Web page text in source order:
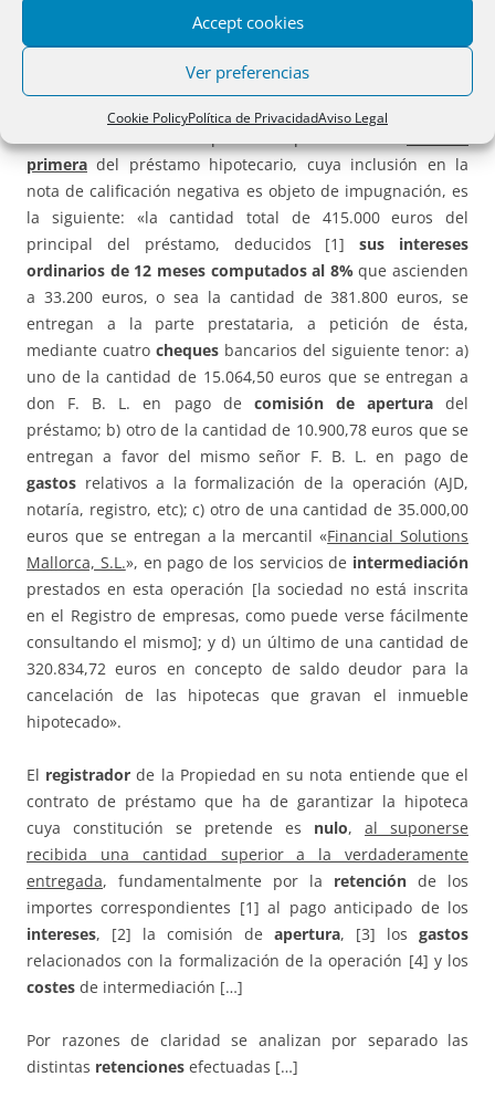
Accept cookies
Ver preferencias
Cookie PolicyPolítica de PrivacidadAviso Legal
cantidades entregadas no hacen prueba plena de tal
sino cláusulas abusivas]. […]
primera del préstamo hipotecario, cuya inclusión en la
nota de calificación negativa es objeto de impugnación, es
la siguiente: «la cantidad total de 415.000 euros del
principal del préstamo, deducidos [1]sus intereses
ordinarios de 12 meses computados al 8%que ascienden
a 33.200 euros, o sea la cantidad de 381.800 euros, se
entregan a la parte prestataria, a petición de ésta,
mediante cuatro cheques bancarios del siguiente tenor: a)
uno de la cantidad de 15.064,50 euros que se entregan a
don F. B. L. en pago de comisión de aperturadel
préstamo; b) otro de la cantidad de 10.900,78 euros que se
entregan a favor del mismo señor F. B. L. en pago de
gastos relativos a la formalización de la operación (AJD,
notaría, registro, etc); c) otro de una cantidad de 35.000,00
euros que se entregan a la mercantil «Financial Solutions
Mallorca, S.L.», en pago de los servicios de intermediación
prestados en esta operación [la sociedad no está inscrita
en el Registro de empresas, como puede verse fácilmente
consultando el mismo]; y d) un último de una cantidad de
320.834,72 euros en concepto de saldo deudor para la
cancelación de las hipotecas que gravan el inmueble
hipotecado».
El registrador de la Propiedad en su nota entiende que el
contrato de préstamo que ha de garantizar la hipoteca
cuya constitución se pretende es nulo, al suponerse
recibida una cantidad superior a la verdaderamente
entregada, fundamentalmente por la retención de los
importes correspondientes [1] al pago anticipado de los
intereses, [2] la comisión de apertura, [3] los gastos
relacionados con la formalización de la operación [4] y los
costes de intermediación […]
Por razones de claridad se analizan por separado las
distintas retenciones efectuadas […]